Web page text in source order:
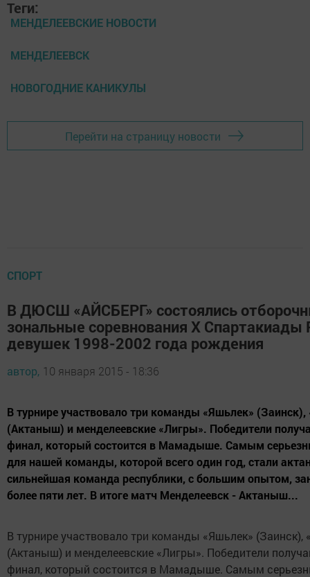
Теги:
МЕНДЕЛЕЕВСКИЕ НОВОСТИ
МЕНДЕЛЕЕВСК
НОВОГОДНИЕ КАНИКУЛЫ
Перейти на страницу новости
СПОРТ
В ДЮСШ «АЙСБЕРГ» состоялись
зональные соревнования Х Спартакиады
девушек 1998-2002 года рождения
автор, 10 января 2015 - 18:36
В турнире участвовало три команды «Яшьлек»
(Актаныш) и менделеевские «Лигры». Победители
финал, который состоится в Мамадыше. Самым
для нашей команды, которой всего один год, стали
сильнейшая команда республики, с большим опытом,
более пяти лет. В итоге матч Менделеевск - Актаныш...
В турнире участвовало три команды «Яшьлек» (Заинск),
(Актаныш) и менделеевские «Лигры». Победители
финал, который состоится в Мамадыше. Самым